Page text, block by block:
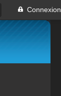
Connexion